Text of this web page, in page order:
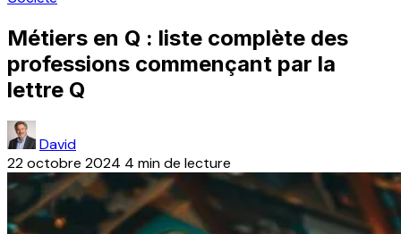
Métiers en Q : liste complète des
professions commençant par la
lettre Q
David
22 octobre 2024 4 min de lecture